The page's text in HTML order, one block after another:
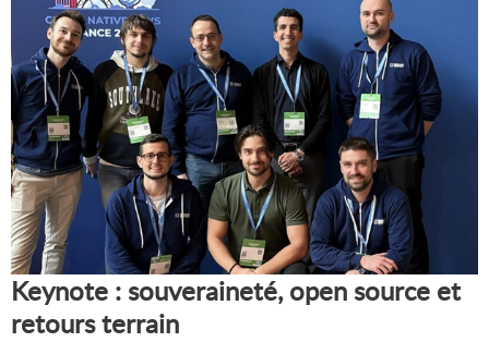
Keynote : souveraineté, open source et
retours terrain